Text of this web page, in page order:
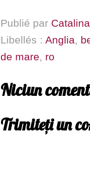
Publié par Catalina
Libellés : Anglia,
de mare, ro
Niciun
Trimiteți un